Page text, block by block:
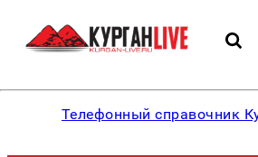
Телефонный справочник